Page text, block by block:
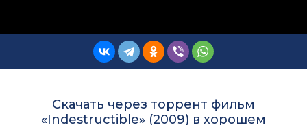
Скачать через торрент фильм
«Indestructible» (2009) в хорошем